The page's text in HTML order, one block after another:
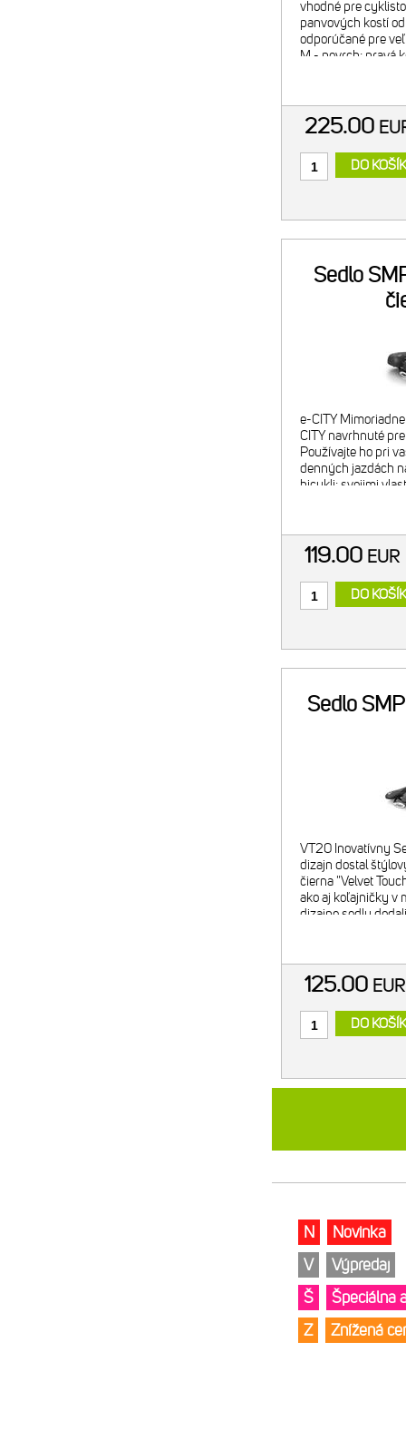
vhodné pre
panvových kostí
odporúčané pre
M - povrch: pravá
225.00
DO
Sedlo
e-CITY
CITY navrhnuté
Používajte ho pri
denných jazdách
bicykli: svojimi
119.00 EUR
DO
Sedlo
VT20 Inovatívny
dizajn dostal
čierna "Velvet
ako aj koľajničky v
dizajne sedlu
125.00
DO
N
Novinka
V
Výpredaj
Š
Špeciálna
Z
Znížená